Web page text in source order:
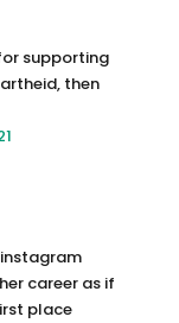
supporting
then
career as if
place